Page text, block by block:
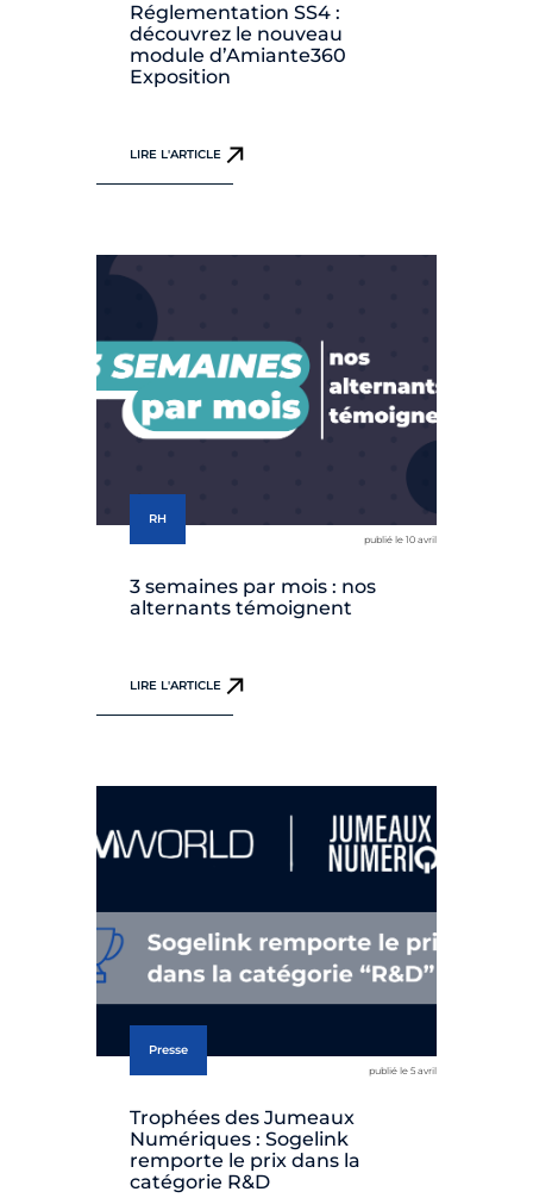
Réglementation SS4 :
découvrez le nouveau
module d’Amiante360
Exposition
LIRE L'ARTICLE
RH
publié le 10 avril
3 semaines par mois : nos
alternants témoignent
LIRE L'ARTICLE
Presse
publié le 5 avril
Trophées des Jumeaux
Numériques : Sogelink
remporte le prix dans la
catégorie R&D